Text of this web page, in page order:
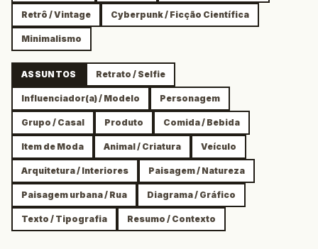
Retrô / Vintage Cyberpunk / Ficção Científica
Minimalismo
ASSUNTOS Retrato / Selfie
Influenciador(a) / Modelo Personagem
Grupo / Casal Produto Comida / Bebida
Item de Moda Animal / Criatura Veículo
Arquitetura / Interiores Paisagem / Natureza
Paisagem urbana / Rua Diagrama / Gráfico
Texto / Tipografia Resumo / Contexto